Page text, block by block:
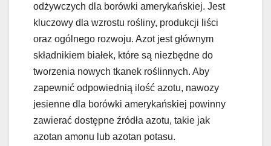
odżywczych dla borówki amerykańskiej. Jest
kluczowy dla wzrostu rośliny, produkcji liści
oraz ogólnego rozwoju. Azot jest głównym
składnikiem białek, które są niezbędne do
tworzenia nowych tkanek roślinnych. Aby
zapewnić odpowiednią ilość azotu, nawozy
jesienne dla borówki amerykańskiej powinny
zawierać dostępne źródła azotu, takie jak
azotan amonu lub azotan potasu.